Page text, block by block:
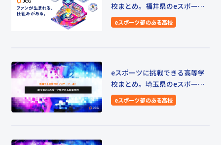
校まとめ。福井県のeスポーツ
部・同好会がある高等学校をご
紹介
eスポーツ部のある高校
eスポーツに挑戦できる高等学
校まとめ。埼玉県のeスポーツ
部・同好会がある高等学校をご
紹介
eスポーツ部のある高校